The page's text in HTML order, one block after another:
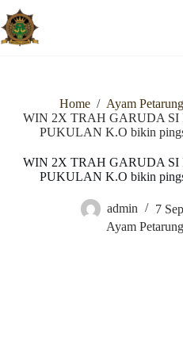
Skip
to
content
Home / Ayam
WIN 2X TRAH GARUDA
PUKULAN K.O bikin
WIN 2X TRAH GARUDA
PUKULAN K.O bikin
admin
7
Ayam